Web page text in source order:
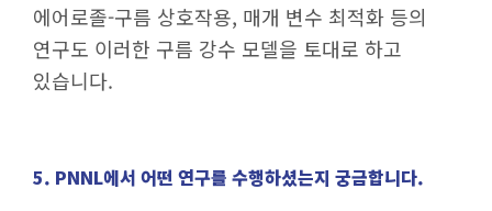
에어로졸-구름 상호작용, 매개 변수 최적화 등의
연구도 이러한 구름 강수 모델을 토대로 하고
있습니다.
5. PNNL에서 어떤 연구를 수행하셨는지 궁금합니다.